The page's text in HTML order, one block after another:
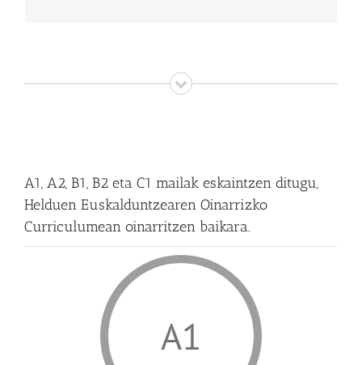
A1, A2, B1, B2 eta C1 mailak eskaintzen ditugu,
Helduen Euskalduntzearen Oinarrizko
Curriculumean oinarritzen baikara.
A1